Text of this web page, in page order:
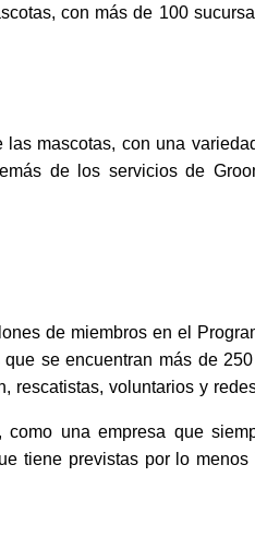
con más de 100
mascotas, con una
de los servicios de
de miembros en el
se encuentran más de
rescatistas, voluntarios y
una empresa que
tiene previstas por lo menos